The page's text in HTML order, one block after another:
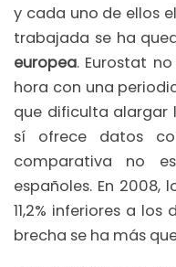
y cada uno de ellos
trabajada se ha
europea. Eurostat
hora con una
que dificulta alargar
sí ofrece datos
comparativa no
españoles. En 2008,
11,2% inferiores a
brecha se ha más